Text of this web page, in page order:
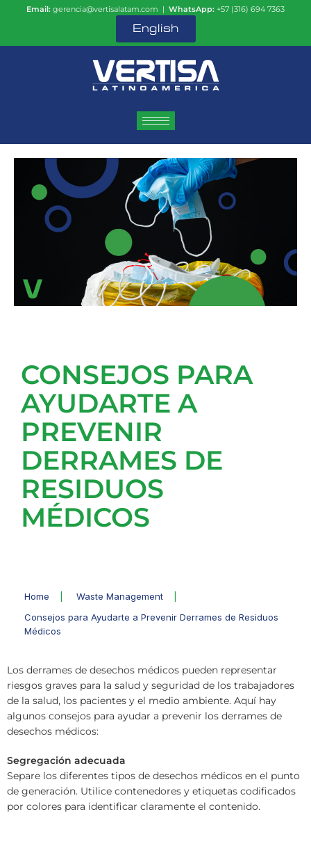
Email: gerencia@vertisalatam.com | WhatsApp: +57 (316) 694 7363
English
CONSEJOS PARA
AYUDARTE A
PREVENIR
DERRAMES DE
RESIDUOS
MÉDICOS
Home Waste Management
Consejos para Ayudarte a Prevenir Derrames de Residuos
Médicos
Los derrames de desechos médicos pueden representar
riesgos graves para la salud y seguridad de los trabajadores
de la salud, los pacientes y el medio ambiente. Aquí hay
algunos consejos para ayudar a prevenir los derrames de
desechos médicos:
Segregación adecuada
Separe los diferentes tipos de desechos médicos en el punto
de generación. Utilice contenedores y etiquetas codificados
por colores para identificar claramente el contenido.